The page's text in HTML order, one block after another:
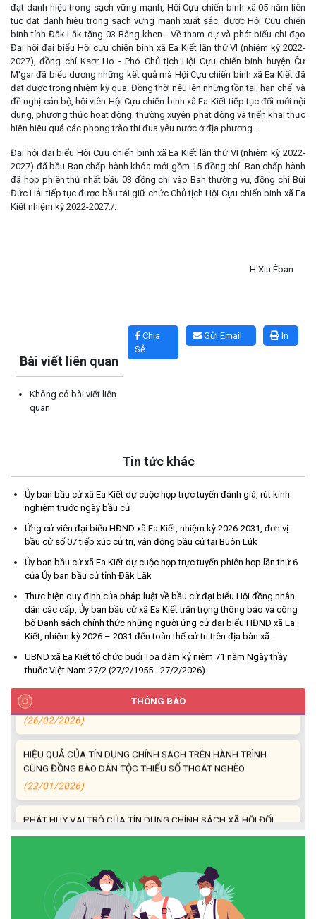
đạt danh hiệu trong sạch vững mạnh, Hội Cựu chiến binh xã 05 năm liên
tục đạt danh hiệu trong sạch vững mạnh xuất sắc, được Hội Cựu chiến
binh tỉnh Đắk Lắk tặng 03 Bằng khen... Về tham dự và phát biểu chỉ đạo
Đại hội đại biểu Hội cựu chiến binh xã Ea Kiết lần thứ VI (nhiệm kỳ 2022-
2027), đồng chí Ksơr Ho - Phó Chủ tịch Hội Cựu chiến binh huyện Čư
M'gar đã biểu dương những kết quả mà Hội Cựu chiến binh xã Ea Kiết đã
đạt được trong nhiệm kỳ qua. Đồng thời nêu lên những tồn tại, hạn chế và
đề nghị cán bộ, hội viên Hội Cựu chiến binh xã Ea Kiết tiếp tục đổi mới nội
dung, phương thức hoạt động, thường xuyên phát động và triển khai thực
hiện hiệu quả các phong trào thi đua yêu nước ở địa phương…
Đại hội đại biểu Hội Cựu chiến binh xã Ea Kiết lần thứ VI (nhiệm kỳ 2022-
2027) đã bầu Ban chấp hành khóa mới gồm 15 đồng chí. Ban chấp hành
đã họp phiên thứ nhất bầu 03 đồng chí vào Ban thường vụ, đồng chí Bùi
Đức Hải tiếp tục được bầu tái giữ chức Chủ tịch Hội Cựu chiến binh xã Ea
Kiết nhiệm kỳ 2022-2027./.
H'Xiu Êban
In
Gửi Email
Chia
Sẻ
Bài viết liên quan
Không có bài viết liên
quan
Tin tức khác
Ủy ban bầu cử xã Ea Kiết dự cuộc họp trực tuyến đánh giá, rút kinh
nghiệm trước ngày bầu cử
Ứng cử viên đại biểu HĐND xã Ea Kiết, nhiệm kỳ 2026-2031, đơn vị
bầu cử số 07 tiếp xúc cử tri, vận động bầu cử tại Buôn Lúk
Ủy ban bầu cử xã Ea Kiết dự cuộc họp trực tuyến phiên họp lần thứ 6
của Ủy ban bầu cử tỉnh Đắk Lắk
Thực hiện quy định của pháp luật về bầu cử đại biểu Hội đồng nhân
dân các cấp, Ủy ban bầu cử xã Ea Kiết trân trọng thông báo và công
bố Danh sách chính thức những người ứng cử đại biểu HĐND xã Ea
Kiết, nhiệm kỳ 2026 – 2031 đến toàn thể cử tri trên địa bàn xã.
UBND xã Ea Kiết tổ chức buổi Toạ đàm kỷ niệm 71 năm Ngày thầy
thuốc Việt Nam 27/2 (27/2/1955 - 27/2/2026)
THÔNG BÁO
Thông báo mời báo giá chỉnh lý hồ sơ tại Văn phòng Đảng ủy xã
Ea Kiết
(23/04/2026)
NIỀM VUI CỦA NGƯỜI DÂN ĐỐI VỚI CHƯƠNG TRÌNH TÍN DỤNG
(26/03/2026)
HIỆU QUẢ TỪ NGUỒN VỐN VAY GIẢI QUYẾT VIỆC LÀM
(26/02/2026)
HIỆU QUẢ CỦA TÍN DỤNG CHÍNH SÁCH TRÊN HÀNH TRÌNH
CÙNG ĐỒNG BÀO DÂN TỘC THIỂU SỐ THOÁT NGHÈO
PHÁT HUY VAI TRÒ CỦA TÍN DỤNG CHÍNH SÁCH XÃ HỘI ĐỐI
VỚI ĐỒNG BÀO DÂN TỘC THIỂU SỐ
Thông báo Danh sách thủ tục hành chính thuộc thẩm quyền giải
quyết của UBND xã Ea Kiết
(22/12/2025)